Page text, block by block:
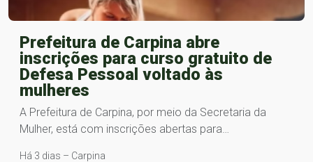
Prefeitura de Carpina abre
inscrições para curso gratuito de
Defesa Pessoal voltado às
mulheres
A Prefeitura de Carpina, por meio da Secretaria da
Mulher, está com inscrições abertas para…
Há 3 dias – Carpina